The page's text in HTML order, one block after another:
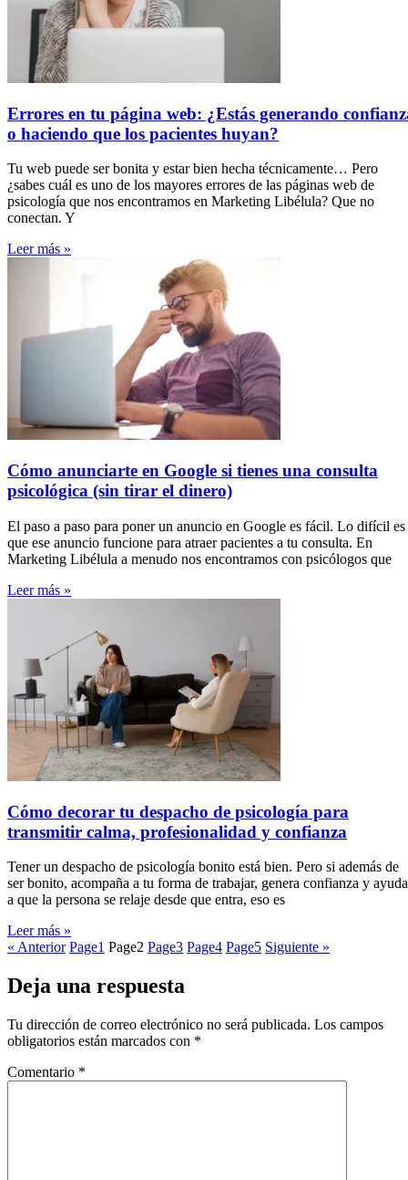
Errores en tu página web: ¿Estás generando
o haciendo que los pacientes huyan?
Tu web puede ser bonita y estar bien hecha técnicamente… Pero
¿sabes cuál es uno de los mayores errores de las páginas web de
psicología que nos encontramos en Marketing Libélula? Que no
conectan. Y
Leer más »
Cómo anunciarte en Google si tienes una consulta
psicológica (sin tirar el dinero)
El paso a paso para poner un anuncio en Google es fácil. Lo difícil es
que ese anuncio funcione para atraer pacientes a tu consulta. En
Marketing Libélula a menudo nos encontramos con psicólogos que
Leer más »
Cómo decorar tu despacho de psicología para
transmitir calma, profesionalidad y confianza
Tener un despacho de psicología bonito está bien. Pero si además de
ser bonito, acompaña a tu forma de trabajar, genera confianza y ayuda
a que la persona se relaje desde que entra, eso es
Leer más »
« Anterior Page1 Page2 Page3 Page4 Page5 Siguiente »
Deja una respuesta
Tu dirección de correo electrónico no será publicada. Los campos
obligatorios están marcados con *
Comentario *